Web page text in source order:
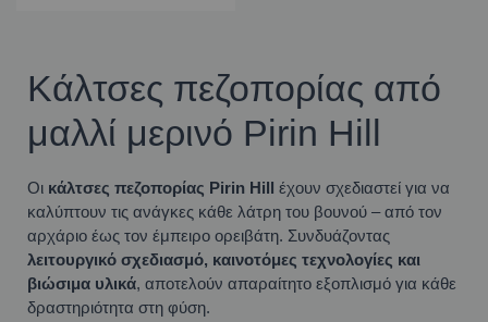
Κάλτσες πεζοπορίας από
μαλλί μερινό Pirin Hill
Οι κάλτσες πεζοπορίας Pirin Hill έχουν σχεδιαστεί για να
καλύπτουν τις ανάγκες κάθε λάτρη του βουνού – από τον
αρχάριο έως τον έμπειρο ορειβάτη. Συνδυάζοντας
λειτουργικό σχεδιασμό, καινοτόμες τεχνολογίες και
βιώσιμα υλικά, αποτελούν απαραίτητο εξοπλισμό για κάθε
δραστηριότητα στη φύση.